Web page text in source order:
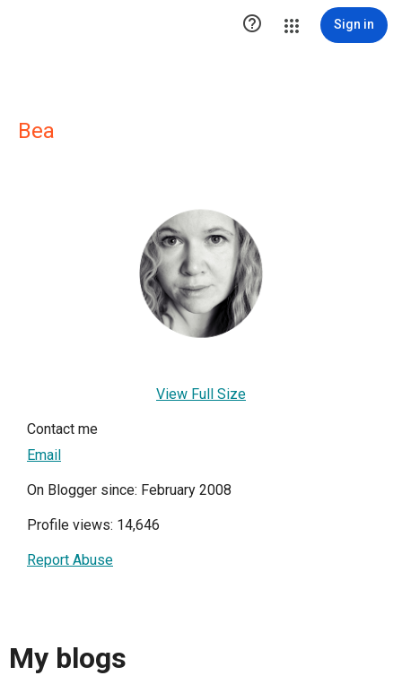
 Sign in
Bea
View Full Size
Contact me
Email
On Blogger since: February 2008
Profile views: 14,646
Report Abuse
My blogs